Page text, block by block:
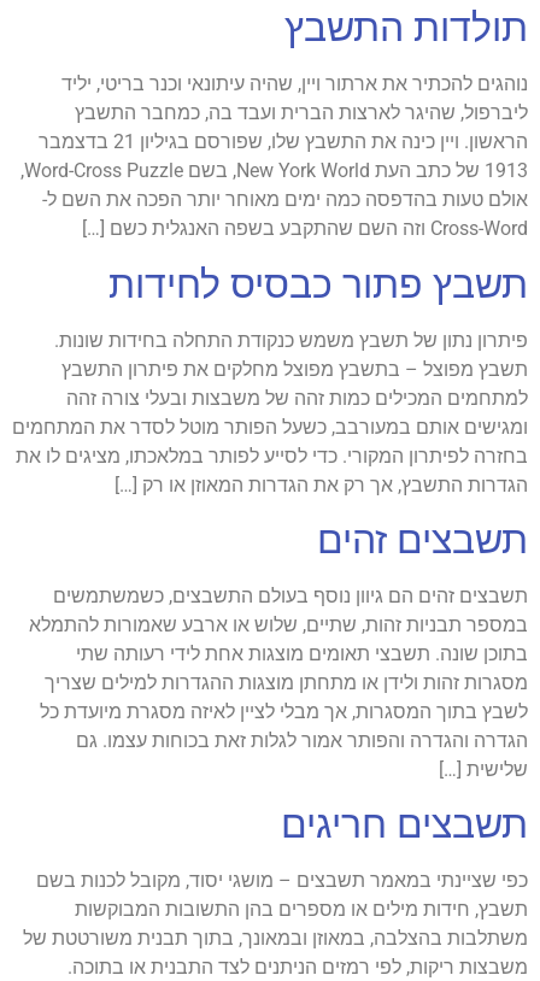
תולדות התשבץ
נוהגים להכתיר את ארתור ויין, שהיה עיתונאי וכנר בריטי, יליד
ליברפול, שהיגר לארצות הברית ועבד בה, כמחבר התשבץ
הראשון. ויין כינה את התשבץ שלו, שפורסם בגיליון 21 בדצמבר
1913 של כתב העת New York World, בשם Word-Cross Puzzle,
אולם טעות בהדפסה כמה ימים מאוחר יותר הפכה את השם ל-
Cross-Word וזה השם שהתקבע בשפה האנגלית כשם […]
תשבץ פתור כבסיס לחידות
פיתרון נתון של תשבץ משמש כנקודת התחלה בחידות שונות.
תשבץ מפוצל – בתשבץ מפוצל מחלקים את פיתרון התשבץ
למתחמים המכילים כמות זהה של משבצות ובעלי צורה זהה
ומגישים אותם במעורבב, כשעל הפותר מוטל לסדר את המתחמים
בחזרה לפיתרון המקורי. כדי לסייע לפותר במלאכתו, מציגים לו את
הגדרות התשבץ, אך רק את הגדרות המאוזן או רק […]
תשבצים זהים
תשבצים זהים הם גיוון נוסף בעולם התשבצים, כשמשתמשים
במספר תבניות זהות, שתיים, שלוש או ארבע שאמורות להתמלא
בתוכן שונה. תשבצי תאומים מוצגות אחת לידי רעותה שתי
מסגרות זהות ולידן או מתחתן מוצגות ההגדרות למילים שצריך
לשבץ בתוך המסגרות, אך מבלי לציין לאיזה מסגרת מיועדת כל
הגדרה והגדרה והפותר אמור לגלות זאת בכוחות עצמו. גם
שלישית […]
תשבצים חריגים
כפי שציינתי במאמר תשבצים – מושגי יסוד, מקובל לכנות בשם
תשבץ, חידות מילים או מספרים בהן התשובות המבוקשות
משתלבות בהצלבה, במאוזן ובמאונך, בתוך תבנית משורטטת של
משבצות ריקות, לפי רמזים הניתנים לצד התבנית או בתוכה.